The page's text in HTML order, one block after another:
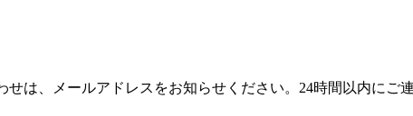
は、メールアドレスをお知らせください。24時間以内にご